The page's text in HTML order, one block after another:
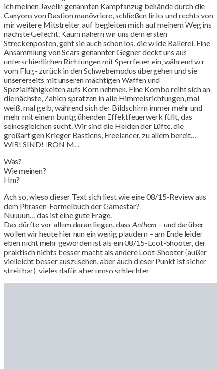
ich meinen Javelin genannten Kampfanzug behände durch die
Canyons von Bastion manövriere, schließen links und rechts von
mir weitere Mitstreiter auf, begleiten mich auf meinem Weg ins
nächste Gefecht. Kaum nähern wir uns dem ersten
Streckenposten, geht sie auch schon los, die wilde Ballerei. Eine
Ansammlung von Scars genannter Gegner deckt uns aus
unterschiedlichen Richtungen mit Sperrfeuer ein, während wir
vom Flug- zurück in den Schwebemodus übergehen und sie
unsererseits mit unseren mächtigen Waffen und
Spezialfähigkeiten aufs Korn nehmen. Eine Kombo reiht sich an
die nächste, Zahlen spratzen in alle Himmelsrichtungen, mal
weiß, mal gelb, während sich der Bildschirm immer mehr und
mehr mit einem buntglühenden Effektfeuerwerk füllt, das
seinesgleichen sucht. Wir sind die Helden der Lüfte, die
großartigen Krieger Bastions, Freelancer, zu allem bereit…
WIR! SIND! IRON M…
Was?
Wie meinen?
Hm?
Ach so, wieso dieser Text sich liest wie eine 08/15-Review aus
dem Phrasen-Formelbuch der Gamestar?
Nuuuun… das ist eine gute Frage.
Das dürfte vor allem daran liegen, dass Anthem – und darüber
wollen wir heute hier nun ein wenig plaudern – am Ende leider
eben nicht mehr geworden ist als ein 08/15-Loot-Shooter, der
praktisch nichts besser macht als andere Loot-Shooter (außer
vielleicht besser auszusehen, aber auch dieser Punkt ist sicher
streitbar), vieles dafür aber umso schlechter.